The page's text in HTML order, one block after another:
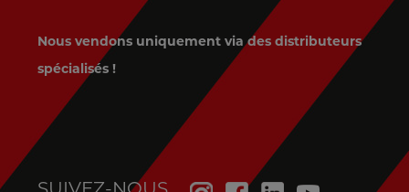
Nous vendons uniquement via des distributeurs
spécialisés !